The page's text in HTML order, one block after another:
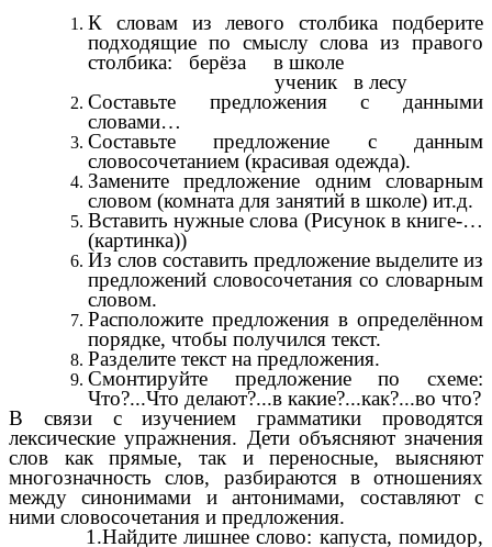
К словам из левого столбика подберите
подходящие по смыслу слова из правого
столбика: берёза в школе
ученик в лесу
Составьте предложения с данными
словами…
Составьте предложение с данным
словосочетанием (красивая одежда).
Замените предложение одним словарным
словом (комната для занятий в школе) ит.д.
Вставить нужные слова (Рисунок в книге-…
(картинка))
Из слов составить предложение выделите из
предложений словосочетания со словарным
словом.
Расположите предложения в определённом
порядке, чтобы получился текст.
Разделите текст на предложения.
Смонтируйте предложение по схеме:
Что?...Что делают?...в какие?...как?...во что?
В связи с изучением грамматики проводятся
лексические упражнения. Дети объясняют значения
слов как прямые, так и переносные, выясняют
многозначность слов, разбираются в отношениях
между синонимами и антонимами, составляют с
ними словосочетания и предложения.
1.Найдите лишнее слово: капуста, помидор,